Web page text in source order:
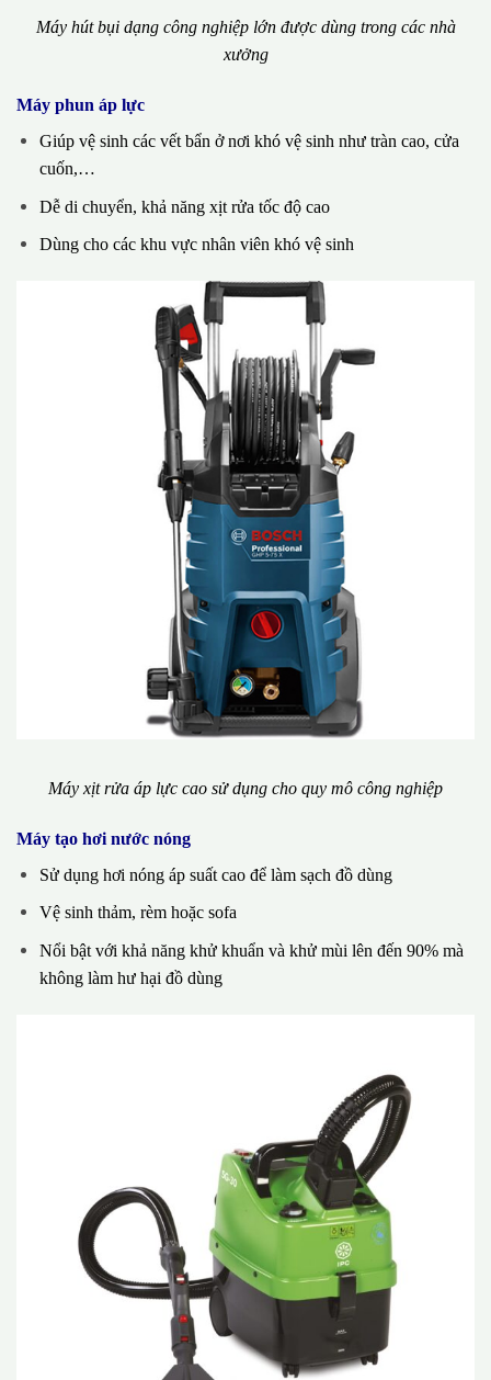
Máy hút bụi dạng công nghiệp lớn được dùng trong các nhà
xưởng
Máy phun áp lực
Giúp vệ sinh các vết bẩn ở nơi khó vệ sinh như tràn cao, cửa
cuốn,…
Dễ di chuyển, khả năng xịt rửa tốc độ cao
Dùng cho các khu vực nhân viên khó vệ sinh
Máy xịt rửa áp lực cao sử dụng cho quy mô công nghiệp
Máy tạo hơi nước nóng
Sử dụng hơi nóng áp suất cao để làm sạch đồ dùng
Vệ sinh thảm, rèm hoặc sofa
Nổi bật với khả năng khử khuẩn và khử mùi lên đến 90% mà
không làm hư hại đồ dùng